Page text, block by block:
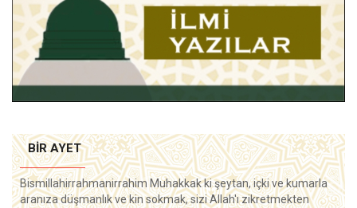
BIR AYET
Bismillahirrahmanirrahim Muhakkak ki şeytan, içki ve kumarla
aranıza düşmanlık ve kin sokmak, sizi Allah'ı zikretmekten